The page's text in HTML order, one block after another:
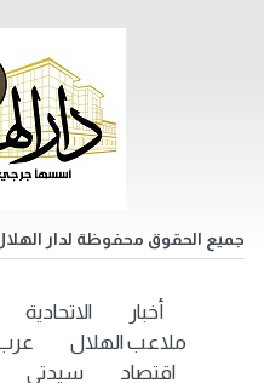
جميع الحقوق محفوظة لدار
أخبار الاتحادية
ملاعب الهلال
اقتصاد
سيدتي